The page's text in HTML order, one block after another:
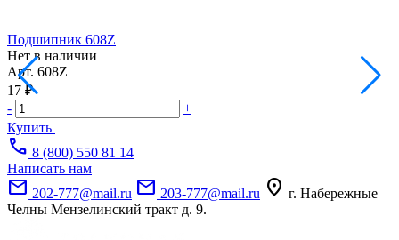
Подшипник 608Z
Нет в наличии
Арт. 608Z
17 ₽
-
+
Купить
call 8 (800) 550 81 14
Написать нам
mail 202-777@mail.ru mail 203-777@mail.ru location_on г. Набережные
Челны Мензелинский тракт д. 9.